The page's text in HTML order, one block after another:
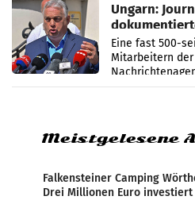
Ungarn:
Zensur
Eine fast 500-
Mitarbeitern der
systematische
Meistgelesene
Falkensteiner Camping
Drei Millionen Euro investiert